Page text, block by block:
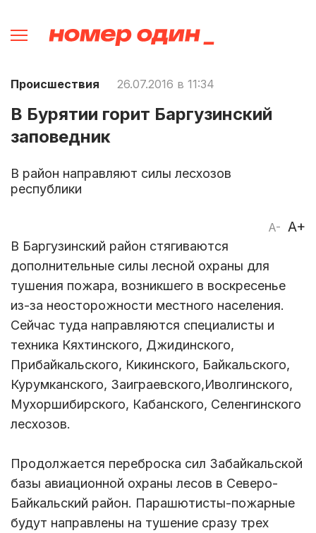
Происшествия 26.07.2016 в 11:34
В Бурятии горит Баргузинский
заповедник
В район направляют силы лесхозов
республики
A- A+
В Баргузинский район стягиваются
дополнительные силы лесной охраны для
тушения пожара, возникшего в воскресенье
из-за неосторожности местного населения.
Сейчас туда направляются специалисты и
техника Кяхтинского, Джидинского,
Прибайкальского, Кикинского, Байкальского,
Курумканского, Заиграевского,Иволгинского,
Мухоршибирского, Кабанского, Селенгинского
лесхозов.
Продолжается переброска сил Забайкальской
базы авиационной охраны лесов в Северо-
Байкальский район. Парашютисты-пожарные
будут направлены на тушение сразу трех